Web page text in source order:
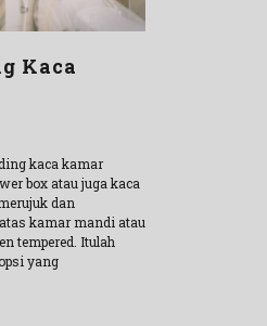
Kaca
kaca kamar
box atau juga kaca
dan
kamar mandi atau
tempered. Itulah
yang